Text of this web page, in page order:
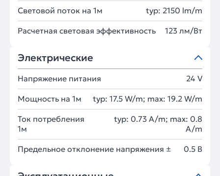
Световой поток на 1м typ: 2150 lm/m
Расчетная световая эффективность 123 лм/Вт
Электрические
Напряжение питания 24 V
Мощность на 1м typ: 17.5 W/m; max: 19.2 W/m
Ток потребления
1м
typ: 0.73 A/m; max: 0.8
A/m
Предельное отклонение напряжения ± 0.5 В